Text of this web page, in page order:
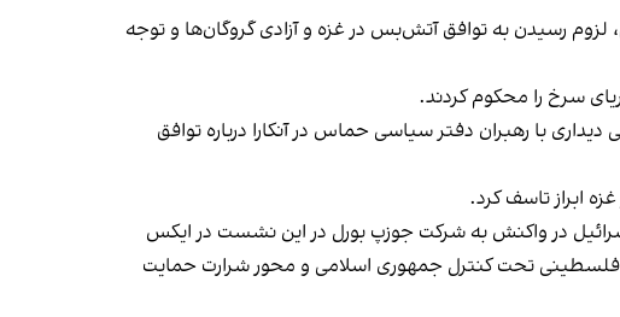
لزوم رسیدن به توافق آتش‌بس در غزه و آزادی گروگان‌ها و توجه
سرخ را محکوم کردند.
با رهبران دفتر سیاسی حماس در آنکارا درباره توافق
ابراز تاسف کرد.
در واکنش به شرکت جوزپ بورل در این نشست در ایکس
فلسطینی تحت کنترل جمهوری اسلامی و محور شرارت حمایت